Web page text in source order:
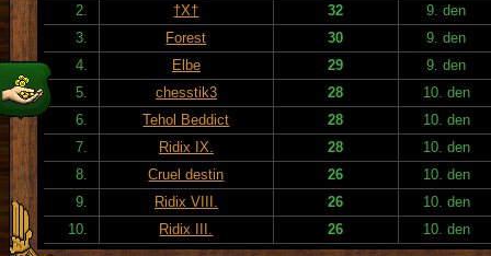
2.
†X† 32
9. den
3.
Forest 30
9. den
4.
Elbe 29
9. den
5.
chesstik3 28
10. den
6.
Tehol Beddict 28
10. den
7.
Ridix IX. 28
10. den
8.
Cruel destin 26
10. den
9.
Ridix VIII. 26
10. den
10.
Ridix III. 26 10. den